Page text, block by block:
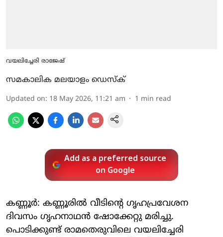
വയലിച്ചേരി രാജേഷ്
സമകാലിക മലയാളം ഡെസ്ക്
Updated on: 18 May 2026, 11:21 am 1 min read
Add as a preferred source
on Google
കണ്ണൂര്‍: കണ്ണൂരില്‍ വീടിന്റെ ഗൃഹപ്രവേശന
ദിവസം ഗൃഹനാഥന്‍ ഷോക്കേറ്റു മരിച്ചു.
പൊടിക്കുണ്ട് രാമതെരുവിലെ വയലിച്ചേരി